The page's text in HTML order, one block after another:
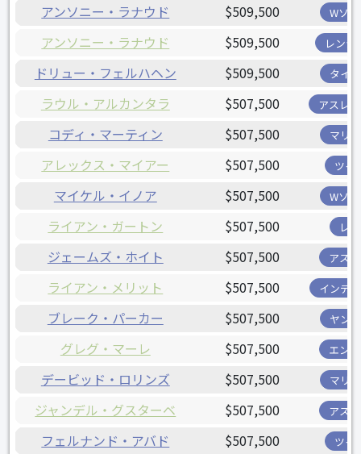
アンソニー・ラナウド $509,500 Wソ
アンソニー・ラナウド $509,500 レンジ
ドリュー・フェルハヘン $509,500 タイ
ラウル・アルカンタラ $507,500 アスレ
コディ・マーティン $507,500 マリ
アレックス・マイアー $507,500 ツイ
マイケル・イノア $507,500 Wソ
ライアン・ガートン $507,500 レ
ジェームズ・ホイト $507,500 アス
ライアン・メリット $507,500 インデ
ブレーク・パーカー $507,500 ヤン
グレグ・マーレ $507,500 エン
デービッド・ロリンズ $507,500 マリ
ジャンデル・グスターベ $507,500 アス
フェルナンド・アバド $507,500 ツイ